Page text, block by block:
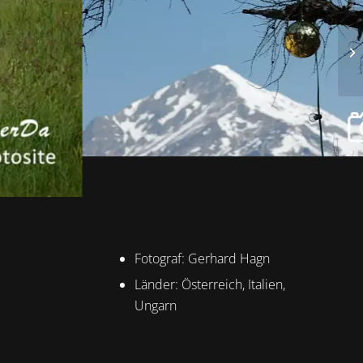
Fotograf: Gerhard Hagn
Länder: Österreich, Italien,
Ungarn